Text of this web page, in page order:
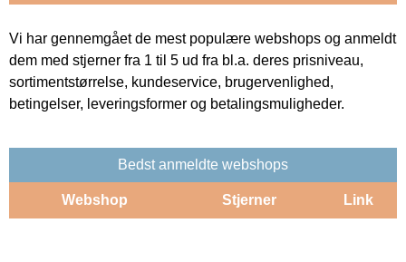
Vi har gennemgået de mest populære webshops og anmeldt
dem med stjerner fra 1 til 5 ud fra bl.a. deres prisniveau,
sortimentstørrelse, kundeservice, brugervenlighed,
betingelser, leveringsformer og betalingsmuligheder.
Bedst anmeldte webshops
Webshop Stjerner Link